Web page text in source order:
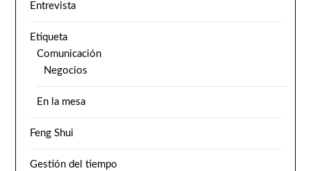
Entrevista
Etiqueta
Comunicación
Negocios
En la mesa
Feng Shui
Gestión del tiempo